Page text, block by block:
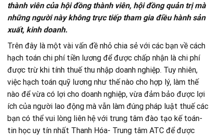
thành viên của hội đồng thành viên, hội đồng quản trị mà
những người này không trực tiếp tham gia điều hành sản
xuất, kinh doanh.
Trên đây là một vài vấn đề nhỏ chia sẻ với các bạn về cách
hạch toán chi phí tiền lương để được chấp nhận là chi phí
được trừ khi tính thuế thu nhập doanh nghiệp. Tuy nhiên,
việc hạch toán quỹ lương như thế nào cho hợp lý, làm thế
nào để vừa có lợi cho doanh nghiệp, vừa đảm bảo được lợi
ích của người lao động mà vẫn làm đúng pháp luật thuế các
bạn có thể vui lòng liên hệ với trung tâm đào tạo kế toán-
tin học uy tín nhất Thanh Hóa- Trung tâm ATC để được